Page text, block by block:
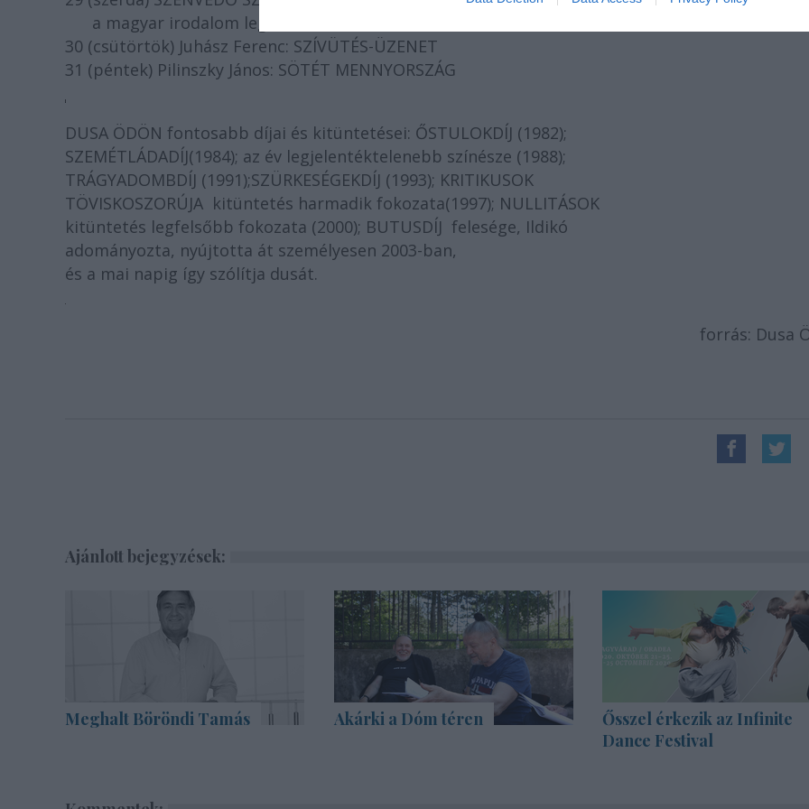
a magyar irodalom legszebb szerelmes verseiből.
30 (csütörtök) Juhász Ferenc: SZÍVÜTÉS-ÜZENET
31 (péntek) Pilinszky János: SÖTÉT MENNYORSZÁG
DUSA ÖDÖN fontosabb díjai és kitüntetései: ŐSTULOKDÍJ (1982);
SZEMÉTLÁDADÍJ(1984); az év legjelentéktelenebb színésze (1988);
TRÁGYADOMBDÍJ (1991);SZÜRKESÉGEKDÍJ (1993); KRITIKUSOK
TÖVISKOSZORÚJA kitüntetés harmadik fokozata(1997); NULLITÁSOK
kitüntetés legfelsőbb fokozata (2000); BUTUSDÍJ felesége, Ildikó
adományozta, nyújtotta át személyesen 2003-ban,
és a mai napig így szólítja dusát.
forrás: Dusa
Ajánlott bejegyzések:
Meghalt Böröndi Tamás Akárki a Dóm téren
Ősszel érkezik az Infinite
Dance Festival